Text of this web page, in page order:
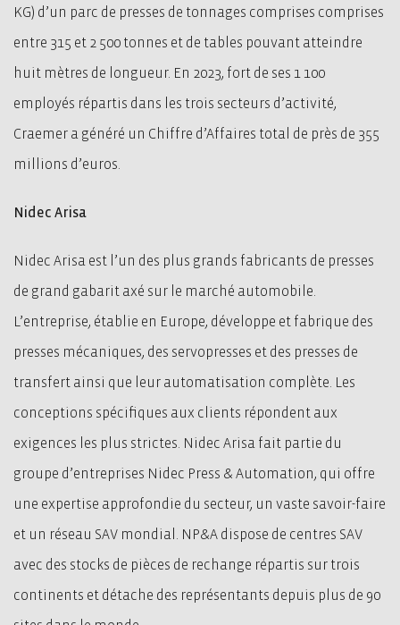
KG) d’un parc de presses de tonnages comprises comprises
entre 315 et 2 500 tonnes et de tables pouvant atteindre
huit mètres de longueur. En 2023, fort de ses 1 100
employés répartis dans les trois secteurs d’activité,
Craemer a généré un Chiffre d’Affaires total de près de 355
millions d’euros.
Nidec Arisa
Nidec Arisa est l’un des plus grands fabricants de presses
de grand gabarit axé sur le marché automobile.
L’entreprise, établie en Europe, développe et fabrique des
presses mécaniques, des servopresses et des presses de
transfert ainsi que leur automatisation complète. Les
conceptions spécifiques aux clients répondent aux
exigences les plus strictes. Nidec Arisa fait partie du
groupe d’entreprises Nidec Press & Automation, qui offre
une expertise approfondie du secteur, un vaste savoir-faire
et un réseau SAV mondial. NP&A dispose de centres SAV
avec des stocks de pièces de rechange répartis sur trois
continents et détache des représentants depuis plus de 90